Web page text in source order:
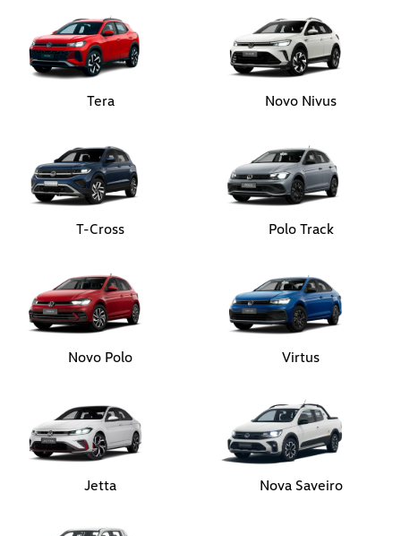
Tera Novo Nivus
T-Cross Polo Track
Novo Polo Virtus
Jetta Nova Saveiro